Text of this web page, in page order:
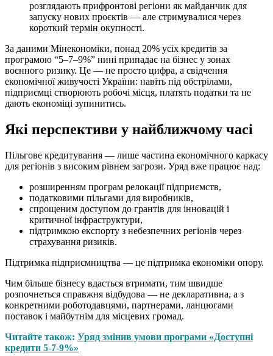
розглядають прифронтові регіони як майданчик для
запуску нових проєктів — але стримувалися через
короткий термін окупності.
За даними Мінекономіки, понад 20% усіх кредитів за
програмою “5–7–9%” нині припадає на бізнес у зонах
воєнного ризику. Це — не просто цифра, а свідчення
економічної живучості України: навіть під обстрілами,
підприємці створюють робочі місця, платять податки та не
дають економіці зупинитись.
Які перспективи у найближчому часі
Пільгове кредитування — лише частина економічного каркасу
для регіонів з високим рівнем загрози. Уряд вже працює над:
розширенням програм релокації підприємств,
податковими пільгами для виробників,
спрощеним доступом до грантів для інновацій і
критичної інфраструктури,
підтримкою експорту з небезпечних регіонів через
страхування ризиків.
Підтримка підприємництва — це підтримка економіки опору.
Чим більше бізнесу вдасться втримати, тим швидше
розпочнеться справжня відбудова — не декларативна, а з
конкретними роботодавцями, партнерами, ланцюгами
поставок і майбутнім для місцевих громад.
Читайте також: Уряд змінив умови програми «Доступні
кредити 5-7-9%»